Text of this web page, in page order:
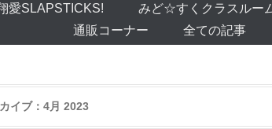
愛SLAPSTICKS! みど☆すくクラスルー
通販コーナー
全ての記事
イブ： 4月 2023